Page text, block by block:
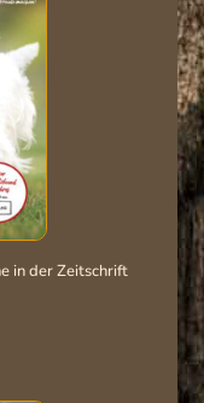
in der Zeitschrift